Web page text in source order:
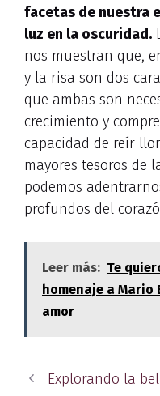
facetas de nuestra
luz en la oscuridad.
nos muestran que,
y la risa son dos
que ambas son
crecimiento y
capacidad de reír
mayores tesoros de
podemos
profundos del
Leer más: Te
homenaje a Mario
amor
Explorando la